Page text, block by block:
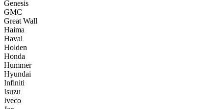
Genesis
GMC
Great Wall
Haima
Haval
Holden
Honda
Hummer
Hyundai
Infiniti
Isuzu
Iveco